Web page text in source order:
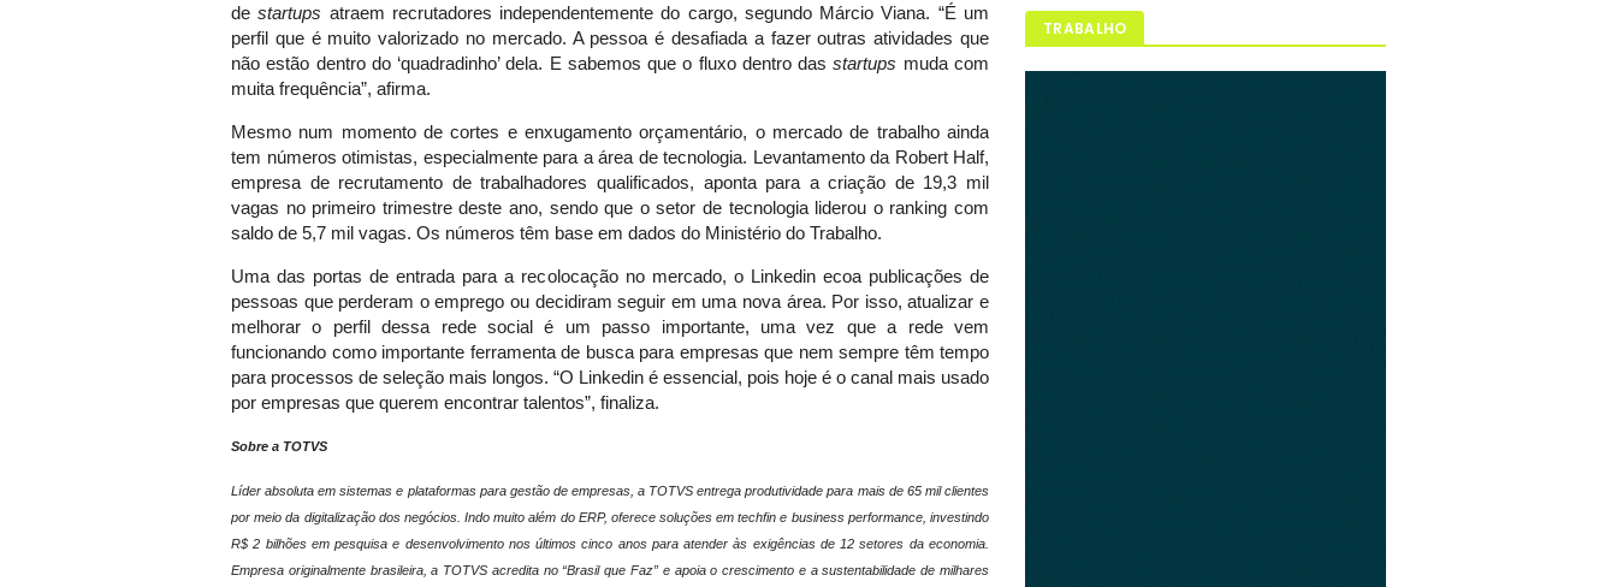
destartups atraem recrutadores independentemente do cargo, segundo Márcio Viana. “É um
perfil que é muito valorizado no mercado. A pessoa é desafiada a fazer outras atividades que
não estão dentro do ‘quadradinho’ dela. E sabemos que o fluxo dentro dasstartups muda com
muita frequência”, afirma.
Mesmo num momento de cortes e enxugamento orçamentário, o mercado de trabalho ainda
tem números otimistas, especialmente para a área de tecnologia. Levantamento da Robert Half,
empresa de recrutamento de trabalhadores qualificados, aponta para a criação de 19,3 mil
vagas no primeiro trimestre deste ano, sendo que o setor de tecnologia liderou o ranking com
saldo de 5,7 mil vagas. Os números têm base em dados do Ministério do Trabalho.
Uma das portas de entrada para a recolocação no mercado, o Linkedin ecoa publicações de
pessoas que perderam o emprego ou decidiram seguir em uma nova área. Por isso, atualizar e
melhorar o perfil dessa rede social é um passo importante, uma vez que a rede vem
funcionando como importante ferramenta de busca para empresas que nem sempre têm tempo
para processos de seleção mais longos. “O Linkedin é essencial, pois hoje é o canal mais usado
por empresas que querem encontrar talentos”, finaliza.
Sobre a TOTVS
Líder absoluta em sistemas e plataformas para gestão de empresas, a TOTVS entrega produtividade para mais de 65 mil clientes
por meio da digitalização dos negócios. Indo muito além do ERP, oferece soluções em techfin e business performance, investindo
R$ 2 bilhões em pesquisa e desenvolvimento nos últimos cinco anos para atender às exigências de 12 setores da economia.
Empresa originalmente brasileira, a TOTVS acredita no “Brasil que Faz” e apoia o crescimento e a sustentabilidade de milhares
TRABALHO